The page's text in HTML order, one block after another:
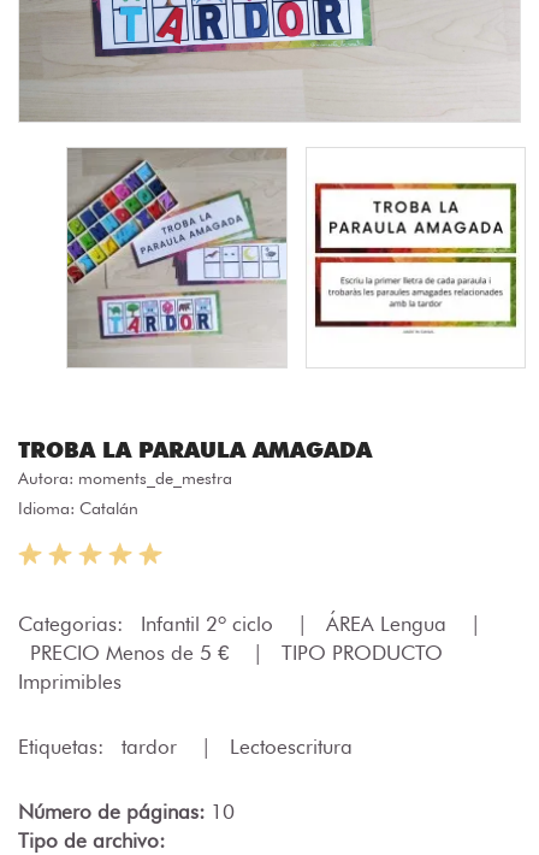
TROBA LA PARAULA AMAGADA
Autora: moments_de_mestra
Idioma: Catalán
Categorias: Infantil 2º ciclo | ÁREA Lengua
|
PRECIO Menos de 5 €
|
TIPO PRODUCTO
Imprimibles
Etiquetas: tardor | Lectoescritura
Número de páginas: 10
Tipo de archivo: